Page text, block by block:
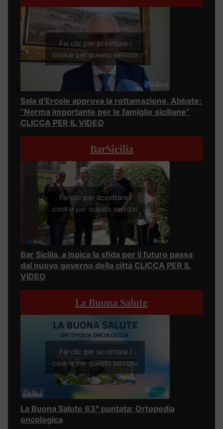
Fai clic per accettare i
cookie per questo servizio
Sala d’Ercole approva la rottamazione, Abbate:
“Norma importante per le famiglie siciliane”
CLICCA PER IL VIDEO
BarSicilia
Fai clic per accettare i
cookie per questo servizio
Bar Sicilia, a Ispica la sfida per il futuro passa
dal nuovo governo della città CLICCA PER IL
VIDEO
La Buona Salute
Fai clic per accettare i
cookie per questo servizio
La Buona Salute 63° puntata: Ortopedia
oncologica